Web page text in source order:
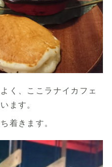
く、ここラナイカフェ
ます。
着きます。